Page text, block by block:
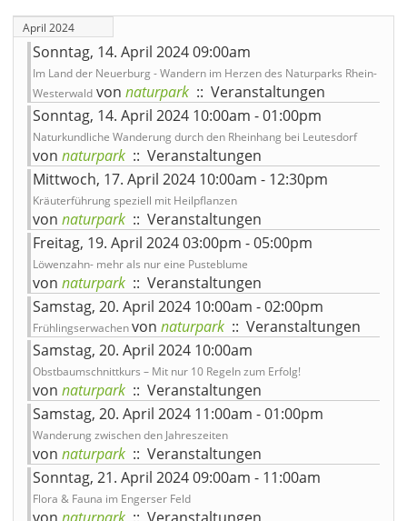
April 2024
Sonntag, 14. April 2024 09:00am
Im Land der Neuerburg - Wandern im Herzen des Naturparks Rhein-
Westerwald von naturpark :: Veranstaltungen
Sonntag, 14. April 2024 10:00am - 01:00pm
Naturkundliche Wanderung durch den Rheinhang bei Leutesdorf
von naturpark :: Veranstaltungen
Mittwoch, 17. April 2024 10:00am - 12:30pm
Kräuterführung speziell mit Heilpflanzen
von naturpark :: Veranstaltungen
Freitag, 19. April 2024 03:00pm - 05:00pm
Löwenzahn- mehr als nur eine Pusteblume
von naturpark :: Veranstaltungen
Samstag, 20. April 2024 10:00am - 02:00pm
Frühlingserwachenvon naturpark :: Veranstaltungen
Samstag, 20. April 2024 10:00am
Obstbaumschnittkurs – Mit nur 10 Regeln zum Erfolg!
von naturpark :: Veranstaltungen
Samstag, 20. April 2024 11:00am - 01:00pm
Wanderung zwischen den Jahreszeiten
von naturpark :: Veranstaltungen
Sonntag, 21. April 2024 09:00am - 11:00am
Flora & Fauna im Engerser Feld